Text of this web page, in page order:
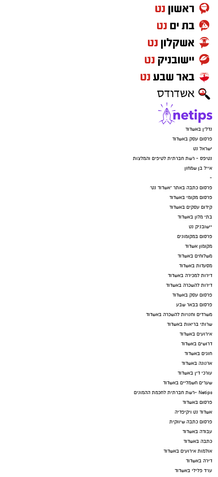
נדל"ן באשדוד
פרסום עסק באשדוד
ישראל נט
נטיפס - רשת חברתית לטיפים והמלצות
אייל בן שמחון
-
פרסום כתבה באתר "אשדוד נט"
פרסום מקומי באשדוד
קידום עסקים באשדוד
בתי מלון באשדוד
יישובניק נט
פרסום במקומונים
מקומון אשדוד
משלוחים באשדוד
מסעדות באשדוד
דירות למכירה באשדוד
דירות להשכרה באשדוד
פרסום עסק באשדוד
פרסום בבאר שבע
משרדים וחנויות להשכרה באשדוד
שרותי בריאות באשדוד
אירועים באשדוד
דרושים באשדוד
חוגים באשדוד
ארנונה באשדוד
עורכי דין באשדוד
שערים חשמליים באשדוד
Netips -רשת חברתית לחכמת ההמונים
פרסום באשדוד
אשדוד נט ויקיפדיה
פרסום כתבה שיווקית
עבודה באשדוד
כתבה באשדוד
אולמות אירועים באשדוד
דירה באשדוד
עו"ד פלילי באשדוד